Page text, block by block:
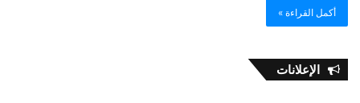
أكمل القراءة »
الإعلانات